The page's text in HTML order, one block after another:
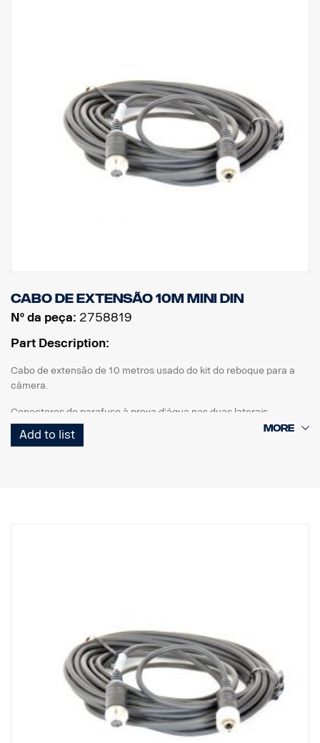
Cabo de extensão 10m MINI DIN
Nº da peça: 2758819
Part Description:
Cabo de extensão de 10 metros usado do kit do reboque para a
câmera.
Conectores de parafuso à prova d'água nas duas laterais.
Add to list